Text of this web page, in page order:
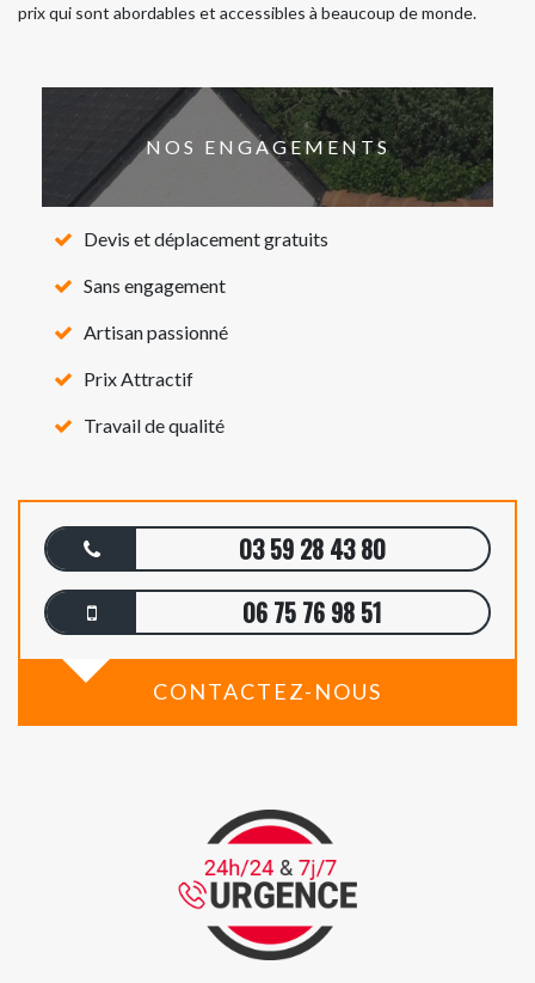
prix qui sont abordables et accessibles à beaucoup de monde.
NOS ENGAGEMENTS
Devis et déplacement gratuits
Sans engagement
Artisan passionné
Prix Attractif
Travail de qualité
03 59 28 43 80
06 75 76 98 51
CONTACTEZ-NOUS